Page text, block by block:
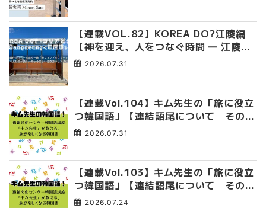
【連載VOL.82】KOREA DO?江陵編
【神を迎え、人をつなぐ時間 ― 江陵端
午祭 】
2026.07.31
【連載Vol.104】キム先生の「旅に役立
つ韓国語」【連結語尾について その
4】2026.07.31
【連載Vol.103】キム先生の「旅に役立
つ韓国語」【連結語尾について その
3】2026.07.24